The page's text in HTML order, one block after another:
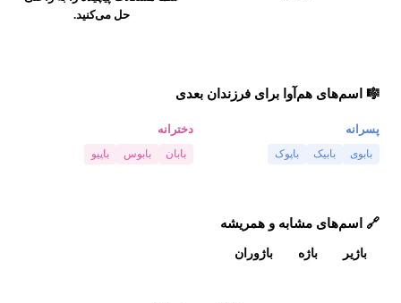
حل می‌کنید.
🎼 اسم‌های هم‌آوا برای فرزندان بعدی
پسرانه
بابوی بابیک باپوک
دخترانه
بابان بابوس باپیو
🔗 اسم‌های مشابه و همریشه
باژیر باژه باژوران